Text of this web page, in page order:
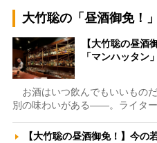
大竹聡の「昼酒御免！」
【大竹聡の昼酒
「マンハッタ
お酒はいつ飲んでもいいもの
別の味わいがある――。ライタ
【大竹聡の昼酒御免！】今の